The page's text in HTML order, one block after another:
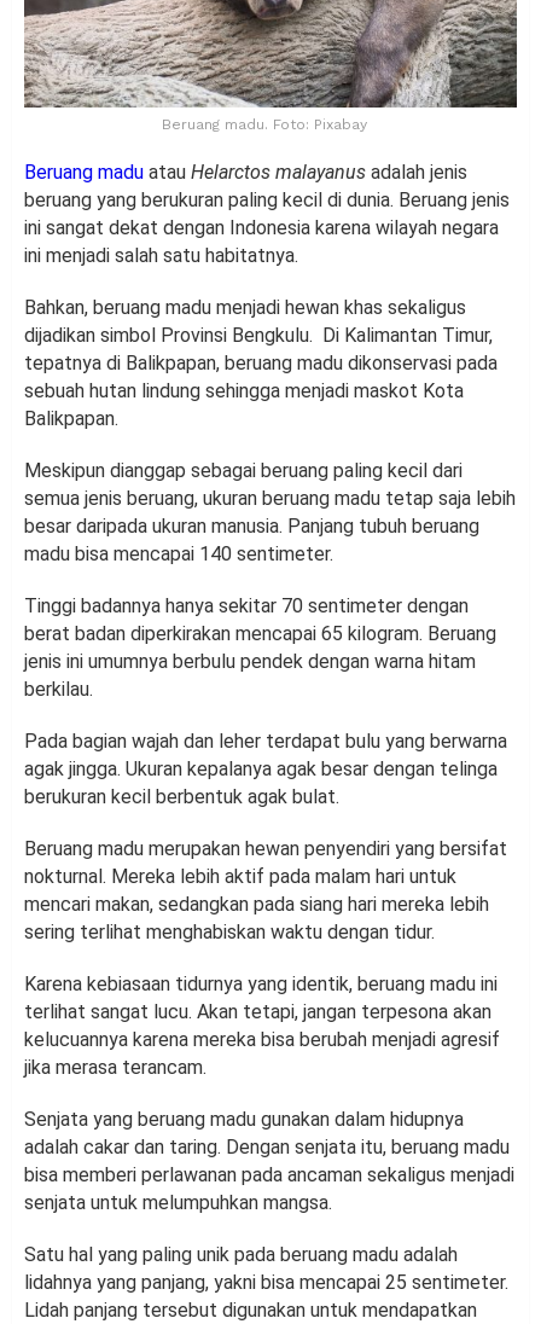
Beruang madu. Foto: Pixabay
Beruang madu atau Helarctos malayanus adalah jenis
beruang yang berukuran paling kecil di dunia. Beruang jenis
ini sangat dekat dengan Indonesia karena wilayah negara
ini menjadi salah satu habitatnya.
Bahkan, beruang madu menjadi hewan khas sekaligus
dijadikan simbol Provinsi Bengkulu. Di Kalimantan Timur,
tepatnya di Balikpapan, beruang madu dikonservasi pada
sebuah hutan lindung sehingga menjadi maskot Kota
Balikpapan.
Meskipun dianggap sebagai beruang paling kecil dari
semua jenis beruang, ukuran beruang madu tetap saja lebih
besar daripada ukuran manusia. Panjang tubuh beruang
madu bisa mencapai 140 sentimeter.
Tinggi badannya hanya sekitar 70 sentimeter dengan
berat badan diperkirakan mencapai 65 kilogram. Beruang
jenis ini umumnya berbulu pendek dengan warna hitam
berkilau.
Pada bagian wajah dan leher terdapat bulu yang berwarna
agak jingga. Ukuran kepalanya agak besar dengan telinga
berukuran kecil berbentuk agak bulat.
Beruang madu merupakan hewan penyendiri yang bersifat
nokturnal. Mereka lebih aktif pada malam hari untuk
mencari makan, sedangkan pada siang hari mereka lebih
sering terlihat menghabiskan waktu dengan tidur.
Karena kebiasaan tidurnya yang identik, beruang madu ini
terlihat sangat lucu. Akan tetapi, jangan terpesona akan
kelucuannya karena mereka bisa berubah menjadi agresif
jika merasa terancam.
Senjata yang beruang madu gunakan dalam hidupnya
adalah cakar dan taring. Dengan senjata itu, beruang madu
bisa memberi perlawanan pada ancaman sekaligus menjadi
senjata untuk melumpuhkan mangsa.
Satu hal yang paling unik pada beruang madu adalah
lidahnya yang panjang, yakni bisa mencapai 25 sentimeter.
Lidah panjang tersebut digunakan untuk mendapatkan